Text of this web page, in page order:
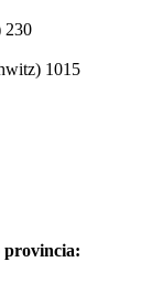
1015
provincia: